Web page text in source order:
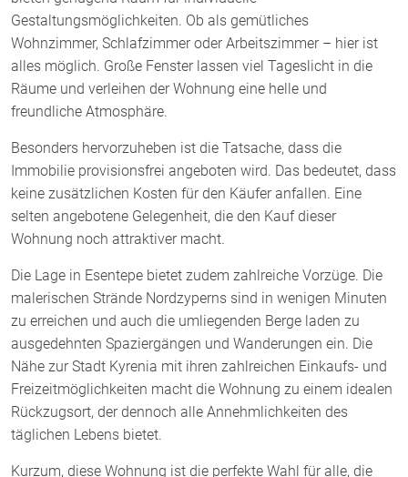
Gestaltungsmöglichkeiten. Ob als gemütliches
Wohnzimmer, Schlafzimmer oder Arbeitszimmer – hier ist
alles möglich. Große Fenster lassen viel Tageslicht in die
Räume und verleihen der Wohnung eine helle und
freundliche Atmosphäre.
Besonders hervorzuheben ist die Tatsache, dass die
Immobilie provisionsfrei angeboten wird. Das bedeutet, dass
keine zusätzlichen Kosten für den Käufer anfallen. Eine
selten angebotene Gelegenheit, die den Kauf dieser
Wohnung noch attraktiver macht.
Die Lage in Esentepe bietet zudem zahlreiche Vorzüge. Die
malerischen Strände Nordzyperns sind in wenigen Minuten
zu erreichen und auch die umliegenden Berge laden zu
ausgedehnten Spaziergängen und Wanderungen ein. Die
Nähe zur Stadt Kyrenia mit ihren zahlreichen Einkaufs- und
Freizeitmöglichkeiten macht die Wohnung zu einem idealen
Rückzugsort, der dennoch alle Annehmlichkeiten des
täglichen Lebens bietet.
Kurzum, diese Wohnung ist die perfekte Wahl für alle, die